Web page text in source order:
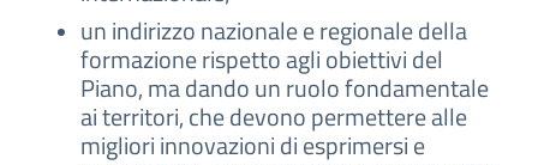
un indirizzo nazionale e regionale della
formazione rispetto agli obiettivi del
Piano, ma dando un ruolo fondamentale
ai territori, che devono permettere alle
migliori innovazioni di esprimersi e